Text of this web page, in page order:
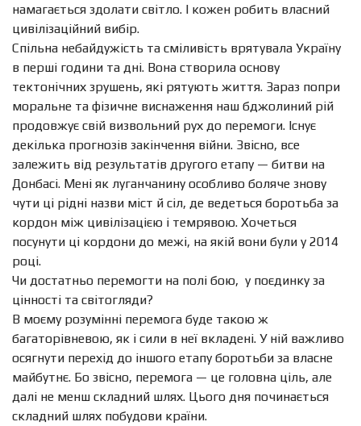
намагається здолати світло. І кожен робить власний
цивілізаційний вибір.
Спільна небайдужість та сміливість врятувала Україну
в перші години та дні. Вона створила основу
тектонічних зрушень, які рятують життя. Зараз попри
моральне та фізичне виснаження наш бджолиний рій
продовжує свій визвольний рух до перемоги. Існує
декілька прогнозів закінчення війни. Звісно, все
залежить від результатів другого етапу — битви на
Донбасі. Мені як луганчанину особливо боляче знову
чути ці рідні назви міст й сіл, де ведеться боротьба за
кордон між цивілізацією і темрявою. Хочеться
посунути ці кордони до межі, на якій вони були у 2014
році.
Чи достатньо перемогти на полі бою, у поєдинку за
цінності та світогляди?
В моєму розумінні перемога буде такою ж
багаторівневою, як і сили в неї вкладені. У ній важливо
осягнути перехід до іншого етапу боротьби за власне
майбутнє. Бо звісно, перемога — це головна ціль, але
далі не менш складний шлях. Цього дня починається
складний шлях побудови країни.